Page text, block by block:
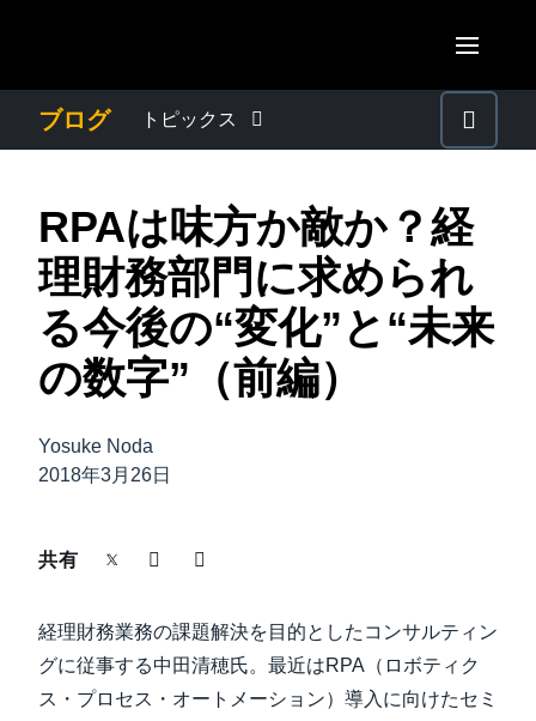
AMERICAS
Canada (English)
Canada (Français)
México (Español)
Brasil (Português)
United Kingdom (English)
France (Français)
Deutschland (Deutsch)
Italia (Italiano)
Belgium (English)
ASIA PACIFIC
Australia (English)
India (English)
ブログ トピックス
プレスリリース
電子帳簿保存法・インボイス制度
経理・総務の豆知識
出張・経費管理トレンド
導入事例
RPAは味方か敵か？経
理財務部門に求められ
る今後の“変化”と“未来
の数字”（前編）
Yosuke Noda
2018年3月26日
共有
経理財務業務の課題解決を目的としたコンサルティン
グに従事する中田清穂氏。最近はRPA（ロボティク
ス・プロセス・オートメーション）導入に向けたセミ